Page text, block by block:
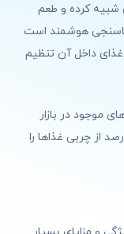
شبیه کرده و طعم
هوشمند است
داخل آن تنظیم
کن‌های موجود در بازار
استفاده از آن باعث می‌شود که شما ۷۵ درصد از چربی غذاها را